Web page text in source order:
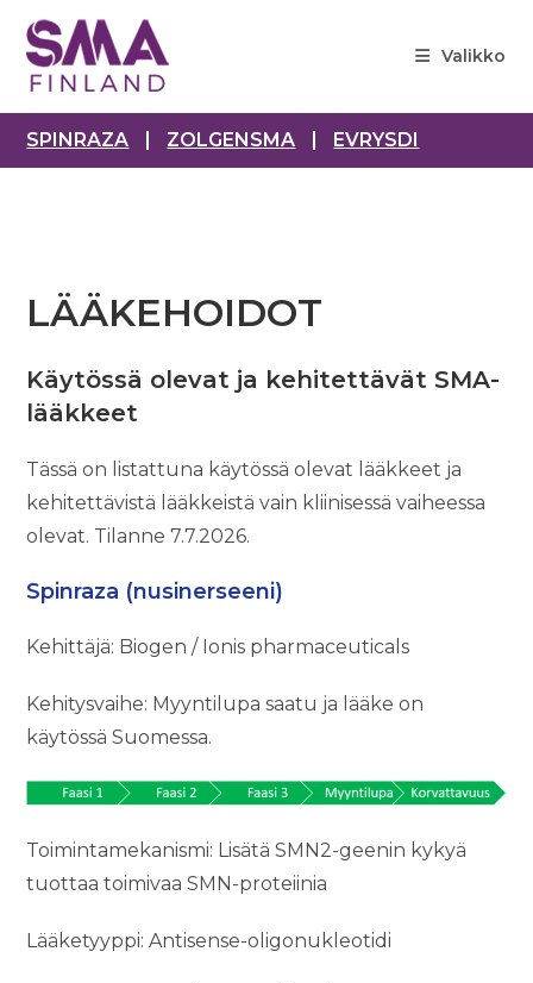
suoraan
sisältöön
Valikko
SPINRAZA ZOLGENSMA EVRYSDI
LÄÄKEHOIDOT
Käytössä olevat ja kehitettävät SMA-
lääkkeet
Tässä on listattuna käytössä olevat lääkkeet ja
kehitettävistä lääkkeistä vain kliinisessä vaiheessa
olevat. Tilanne 7.7.2026.
Spinraza (nusinerseeni)
Kehittäjä: Biogen / Ionis pharmaceuticals
Kehitysvaihe: Myyntilupa saatu ja lääke on
käytössä Suomessa.
Toimintamekanismi: Lisätä SMN2-geenin kykyä
tuottaa toimivaa SMN-proteiinia
Lääketyyppi: Antisense-oligonukleotidi